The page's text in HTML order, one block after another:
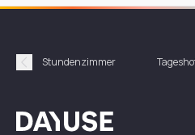
Précédent
Stundenzimmer
Dayuse